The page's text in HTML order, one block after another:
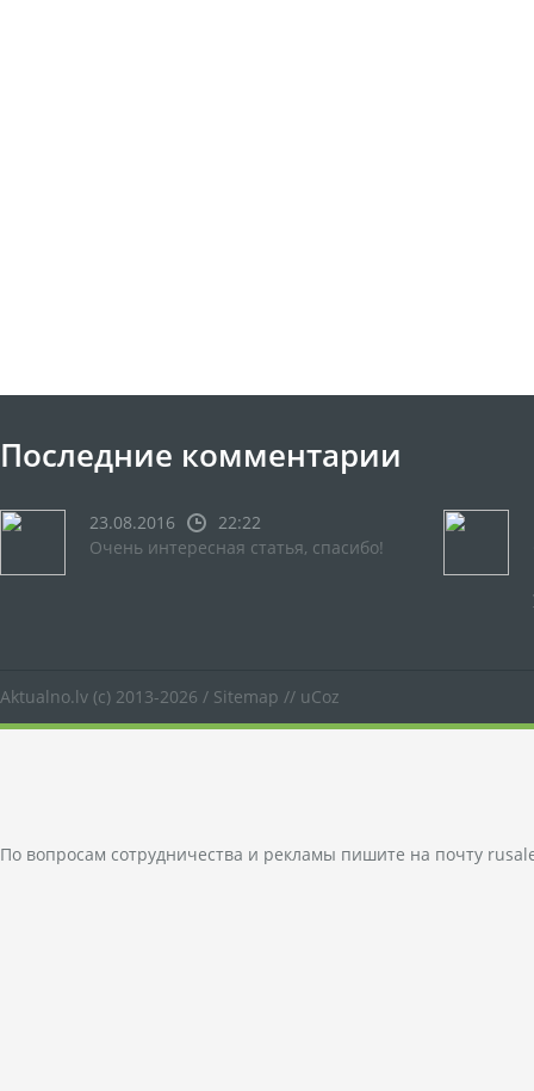
Последние комментарии
23.08.2016
22:22
Очень интересная статья, спасибо!
Aktualno.lv (c) 2013-2026 / Sitemap // uCoz
По вопросам сотрудничества и рекламы пишите на почту